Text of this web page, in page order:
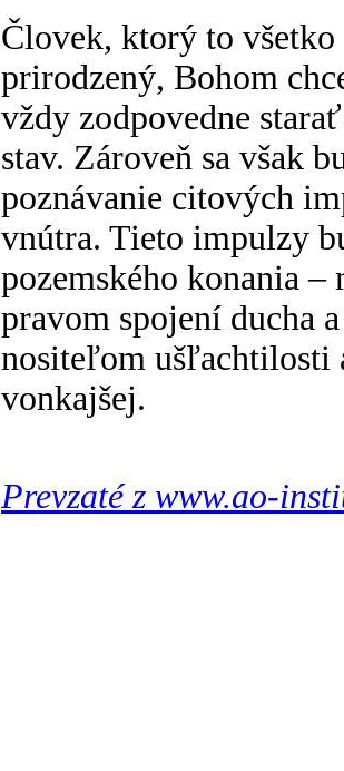
Človek, ktorý to
prirodzený, Bohom
vždy zodpovedne
stav. Zároveň sa však
poznávanie citových
vnútra. Tieto impulzy
pozemského konania
pravom spojení ducha
nositeľom ušľachtilosti
vonkajšej.
Prevzaté z www.ao-